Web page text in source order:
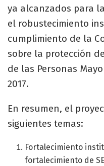
ya alcanzados para
el robustecimiento
cumplimiento de la
sobre la protección
de las Personas
2017.
En resumen, el
siguientes temas:
Fortalecimiento
fortalecimiento de